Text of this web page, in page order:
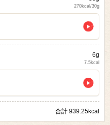
270kcal/30g
6g
7.5kcal
合計 939.25kcal